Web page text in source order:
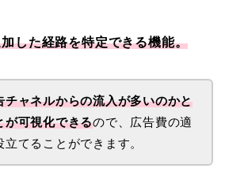
した経路を特定できる機能。
チャネルからの流入が多いのかと
が可視化できるので、広告費の適
立てることができます。